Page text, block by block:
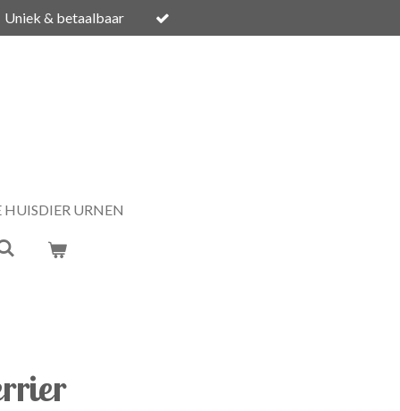
Uniek & betaalbaar
URNEN